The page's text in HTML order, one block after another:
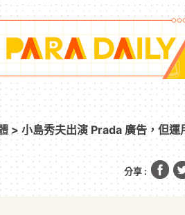
> 小島秀夫出演 Prada 廣告，但運
社群炎上風波
分享 :